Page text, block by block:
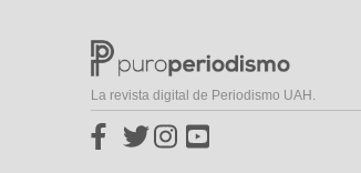
La revista digital de Periodismo UAH.